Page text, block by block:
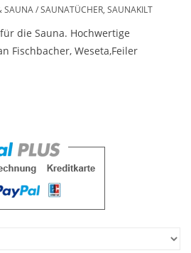
SAUNA/SAUNATÜCHER, SAUNAKILT
die Sauna. Hochwertige
Fischbacher, Weseta,Feiler